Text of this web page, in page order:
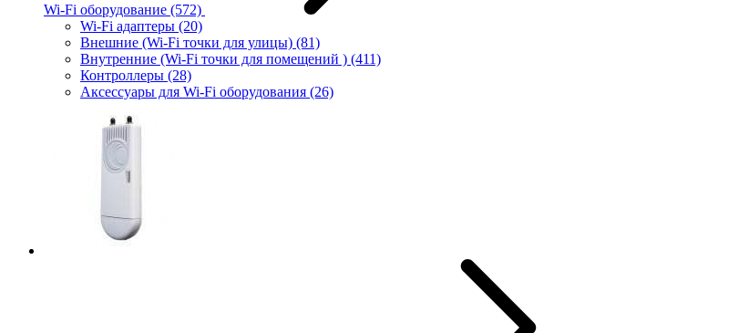
Wi-Fi оборудование (572)
Wi-Fi адаптеры (20)
Внешние (Wi-Fi точки для улицы) (81)
Внутренние (Wi-Fi точки для помещений ) (411)
Контроллеры (28)
Аксессуары для Wi-Fi оборудования (26)